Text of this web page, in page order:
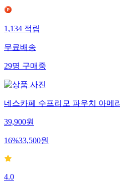
1,134적립
무료배송
29명구매중
네스카페 수프리모 파우치 아메
39,900원
16%33,500원